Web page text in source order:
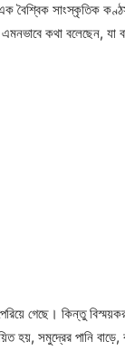
বৈশ্বিক সাংস্কৃতিক
কথা বলেছেন, যা
গেছে। কিন্তু
হয়, সমুদ্রের পানি